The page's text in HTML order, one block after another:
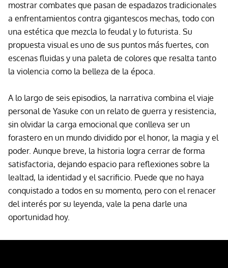
mostrar combates que pasan de espadazos tradicionales
a enfrentamientos contra gigantescos mechas, todo con
una estética que mezcla lo feudal y lo futurista. Su
propuesta visual es uno de sus puntos más fuertes, con
escenas fluidas y una paleta de colores que resalta tanto
la violencia como la belleza de la época.
A lo largo de seis episodios, la narrativa combina el viaje
personal de Yasuke con un relato de guerra y resistencia,
sin olvidar la carga emocional que conlleva ser un
forastero en un mundo dividido por el honor, la magia y el
poder. Aunque breve, la historia logra cerrar de forma
satisfactoria, dejando espacio para reflexiones sobre la
lealtad, la identidad y el sacrificio. Puede que no haya
conquistado a todos en su momento, pero con el renacer
del interés por su leyenda, vale la pena darle una
oportunidad hoy.